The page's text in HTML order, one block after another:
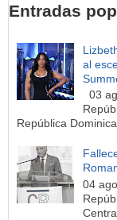
Entradas
al
03
República
04